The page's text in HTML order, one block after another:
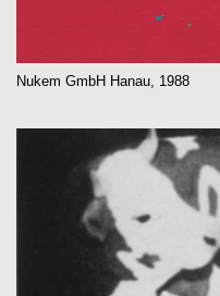
Nukem GmbH Hanau, 1988